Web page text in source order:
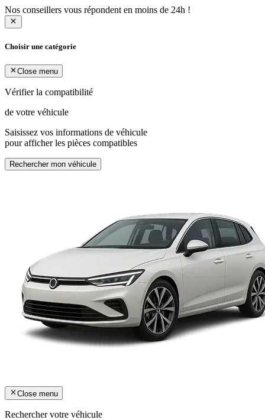
Nos conseillers vous répondent en moins de 24h !
Choisir une catégorie
Close menu
Vérifier la compatibilité
de votre véhicule
Saisissez vos informations de véhicule
pour afficher les pièces compatibles
Rechercher mon véhicule
Close menu
Rechercher votre véhicule